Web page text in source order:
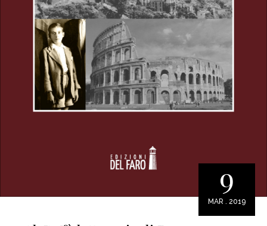
9
MAR . 2019